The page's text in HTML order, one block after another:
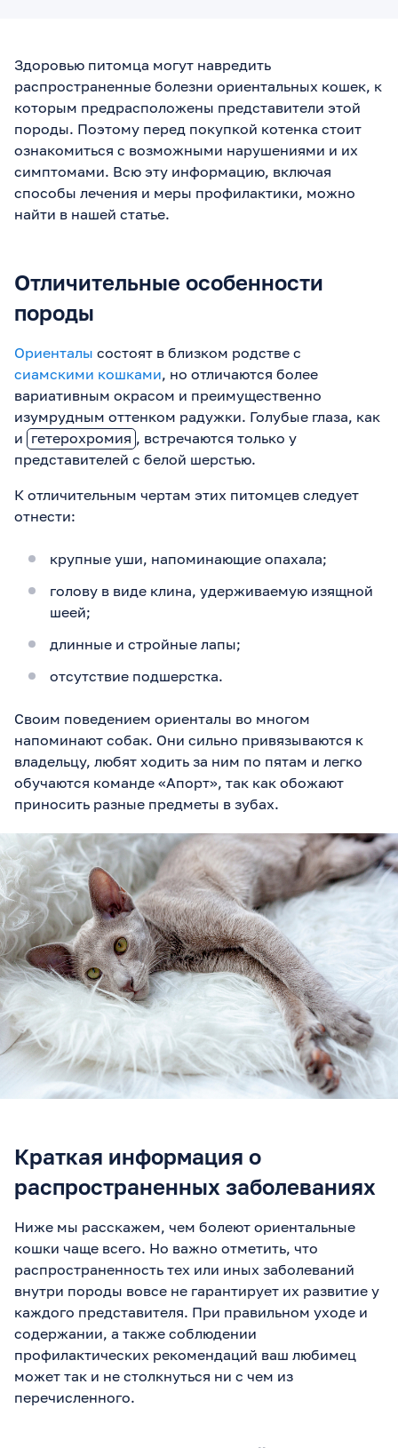
Здоровью питомца могут навредить
распространенные болезни ориентальных кошек, к
которым предрасположены представители этой
породы. Поэтому перед покупкой котенка стоит
ознакомиться с возможными нарушениями и их
симптомами. Всю эту информацию, включая
способы лечения и меры профилактики, можно
найти в нашей статье.
Отличительные особенности
породы
Ориенталы состоят в близком родстве с
сиамскими кошками, но отличаются более
вариативным окрасом и преимущественно
изумрудным оттенком радужки. Голубые глаза, как
и гетерохромия , встречаются только у
представителей с белой шерстью.
К отличительным чертам этих питомцев следует
отнести:
крупные уши, напоминающие опахала;
голову в виде клина, удерживаемую изящной
шеей;
длинные и стройные лапы;
отсутствие подшерстка.
Своим поведением ориенталы во многом
напоминают собак. Они сильно привязываются к
владельцу, любят ходить за ним по пятам и легко
обучаются команде «Апорт», так как обожают
приносить разные предметы в зубах.
Краткая информация о
распространенных заболеваниях
Ниже мы расскажем, чем болеют ориентальные
кошки чаще всего. Но важно отметить, что
распространенность тех или иных заболеваний
внутри породы вовсе не гарантирует их развитие у
каждого представителя. При правильном уходе и
содержании, а также соблюдении
профилактических рекомендаций ваш любимец
может так и не столкнуться ни с чем из
перечисленного.